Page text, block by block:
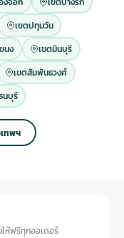
เขตปทุมวัน
นง
เขตมีนบุรี
เขตสัมพันธวงศ์
นบุรี
ทพฯ
ห้ฟรีทุกออเดอร์